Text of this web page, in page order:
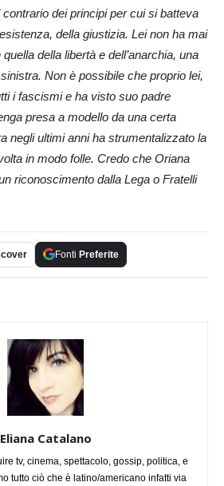
dei principi per cui si batteva
della giustizia. Lei non ha mai
della libertà e dell’anarchia, una
Non è possibile che proprio lei,
i fascismi e ha visto suo padre
presa a modello da una certa
negli ultimi anni ha strumentalizzato la
in modo folle. Credo che Oriana
riconoscimento dalla Lega o Fratelli
Fonti Preferite
Eliana Catalano
tv, cinema, spettacolo, gossip, politica, e
tutto ciò che è latino/americano infatti via